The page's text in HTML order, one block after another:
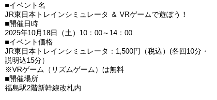
■イベント名
JR東日本トレインシミュレータ ＆ VRゲームで遊ぼう！
■開催日時
2025年10月18日（土）10：00～14：00
■イベント価格
JR東日本トレインシミュレータ：1,500円（税込）(各回10分・
説明込15分）
※VRゲーム（リズムゲーム）は無料
■開催場所
福島駅2階新幹線改札内